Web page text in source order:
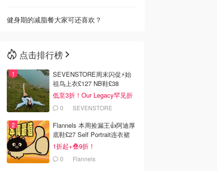
健身期的减脂餐大家可还喜欢？
点击排行榜
SEVENSTORE周末闪促⚡️始
祖鸟上衣£127 NB鞋£38
低至3折！Our Legacy罕见折
0 SEVENSTORE
Flannels 本周捡漏王👍阿迪厚
底鞋£27 Self Portrait连衣裙
£63
1折起+叠9折！
0 Flannels